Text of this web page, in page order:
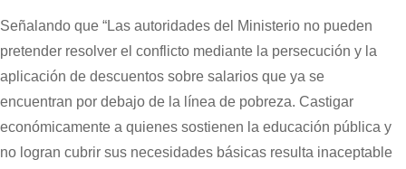
Señalando que “Las autoridades del Ministerio no pueden
pretender resolver el conflicto mediante la persecución y la
aplicación de descuentos sobre salarios que ya se
encuentran por debajo de la línea de pobreza. Castigar
económicamente a quienes sostienen la educación pública y
no logran cubrir sus necesidades básicas resulta inaceptable